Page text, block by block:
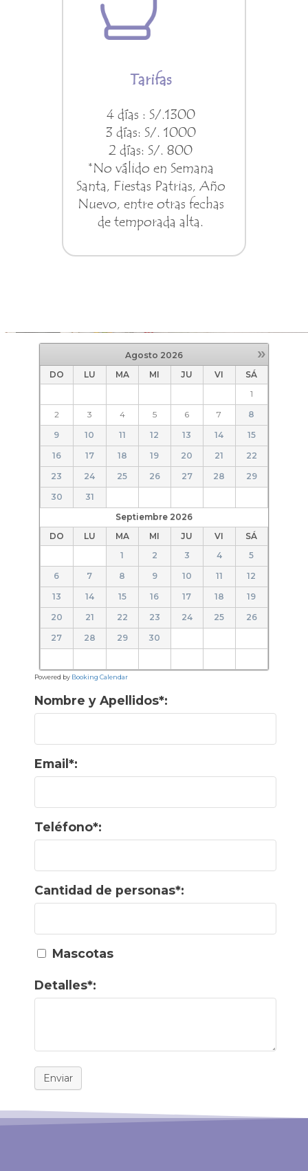
Tarifas
4 días : S/.1300
3 días: S/. 1000
2 días: S/. 800
*No válido en Semana
Santa, Fiestas Patrias, Año
Nuevo, entre otras fechas
de temporada alta.
»
Agosto 2026
DO
LU MA MI JU VI
SÁ
1
2
3 4 5 6 7
8
9
10 11 12 13 14
15
16
17 18 19 20 21
22
23
24 25 26 27 28
29
30
31
Septiembre 2026
DO
LU MA MI JU VI
SÁ
1
2 3 4
5
6
7 8 9 10 11
12
13
14 15 16 17 18
19
20
21 22 23 24 25
26
27
28 29 30
Powered by Booking Calendar
Nombre y Apellidos*:
Email*:
Teléfono*:
Cantidad de personas*:
Mascotas
Detalles*:
Enviar